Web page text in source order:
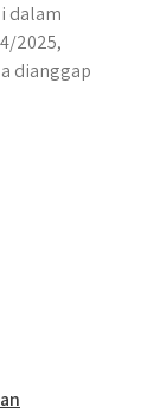
dalam
2025,
dianggap